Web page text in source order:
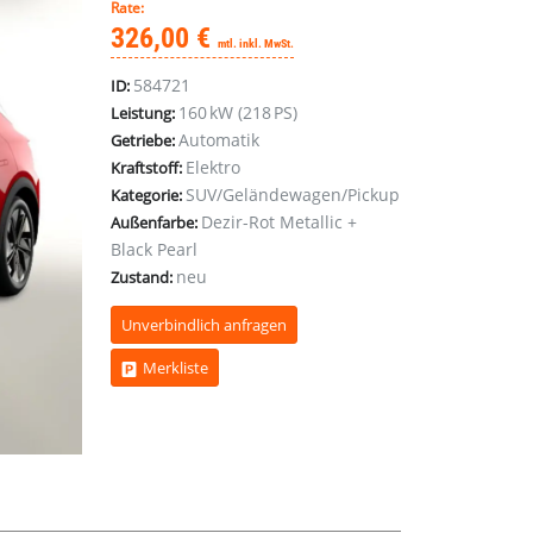
Rate:
326,00 € mtl. inkl. MwSt.
ID: 584721
Leistung: 160 kW (218 PS)
Getriebe:Automatik
Kraftstoff: Elektro
Kategorie: SUV/Geländewagen/Pickup
Außenfarbe: Dezir-Rot Metallic +
Black Pearl
Zustand: neu
Unverbindlich anfragen
Merkliste